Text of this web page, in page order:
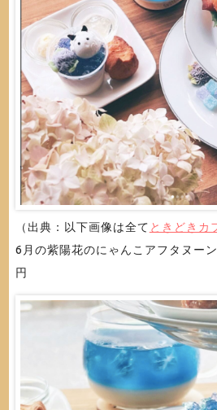
（出典：以下画像は全て ときどきカ
6月の紫陽花のにゃんこアフタヌー
円